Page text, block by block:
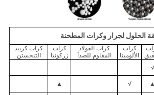
الحلول لجرار وكرات المطحنة
كرات
الألومينا
كرات الفولاذ
المقاوم للصدأ
كرات
زركونيا
كرات كربيد
التنجستن
√
▲
√
▲